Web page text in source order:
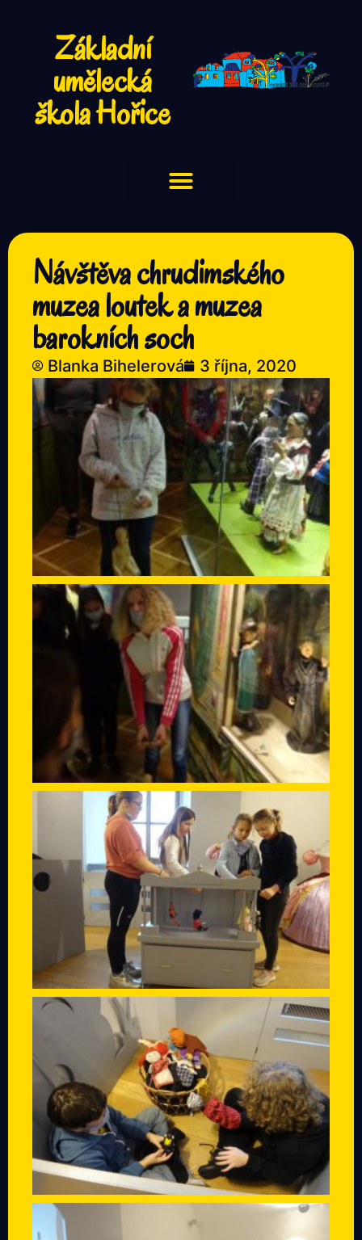
Základní
umělecká
škola Hořice
Návštěva chrudimského
muzea loutek a muzea
barokních soch
Blanka Bihelerová 3 října, 2020